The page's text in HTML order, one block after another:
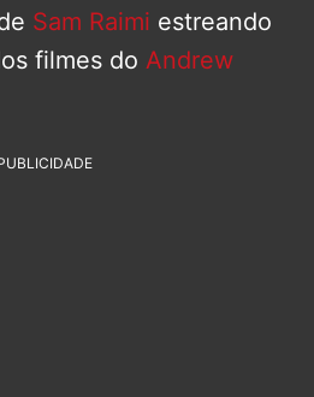
Sam Raimi estreando
filmes do Andrew